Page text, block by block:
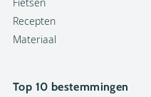
Recepten
Materiaal
Top 10 bestemmingen